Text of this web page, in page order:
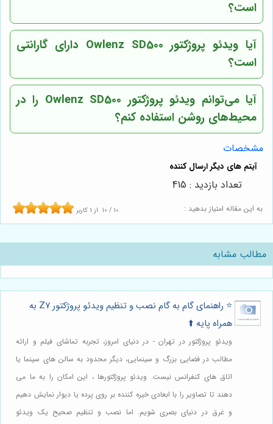
است؟
آیا ویدئو پروژکتور Owlenz SD500 دارای گارانتی
است؟
آیا می‌توانم ویدئو پروژکتور Owlenz SD500 را در
محیط‌های روشن استفاده کنم؟
مشخصات
به این مقاله امتیاز بدهید : 10 / 10 از 1 کاربر
تعداد بازدید : 415
مطالب مشابه
⭐️ راهنمای گام به گام نصب و تنظیم ویدئو پروژکتور Z7 به
همراه پایه ⬆️
ویدئو پروژکتور در تهران - در دنیای امروز، تجربه تماشای فیلم و ارائه
مطالب در فضایی بزرگ و سینمایی، دیگر محدود به سالن های سینما یا
اتاق های کنفرانس نیست. ویدئو پروژکتورها ، این امکان را به ما می
دهند تا تصاویر را با ابعادی خیره کننده بر روی پرده یا دیوار نمایش دهیم
و غرق در دنیای بصری شویم. اما نصب و تنظیم صحیح یک ویدئو